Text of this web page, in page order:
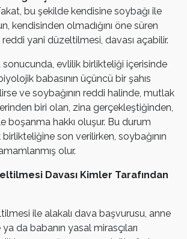
bu şekilde kendisine soybağı ile
kendisinden olmadığını öne süren
reddi yani düzeltilmesi, davası açabilir.
sonucunda, evlilik birlikteliği içerisinde
babasının üçüncü bir şahıs
ve soybağının reddi halinde, mutlak
biri olan, zina gerçekleştiğinden,
boşanma hakkı oluşur. Bu durum
son verilirken, soybağının
olur.
Davası Kimler Tarafından
ile alakalı dava başvurusu, anne
da babanın yasal mirasçıları